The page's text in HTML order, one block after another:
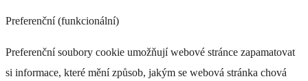
Preferenční (funkcionální)
Preferenční soubory cookie umožňují webové stránce zapamatovat
si informace, které mění způsob, jakým se webová stránka chová